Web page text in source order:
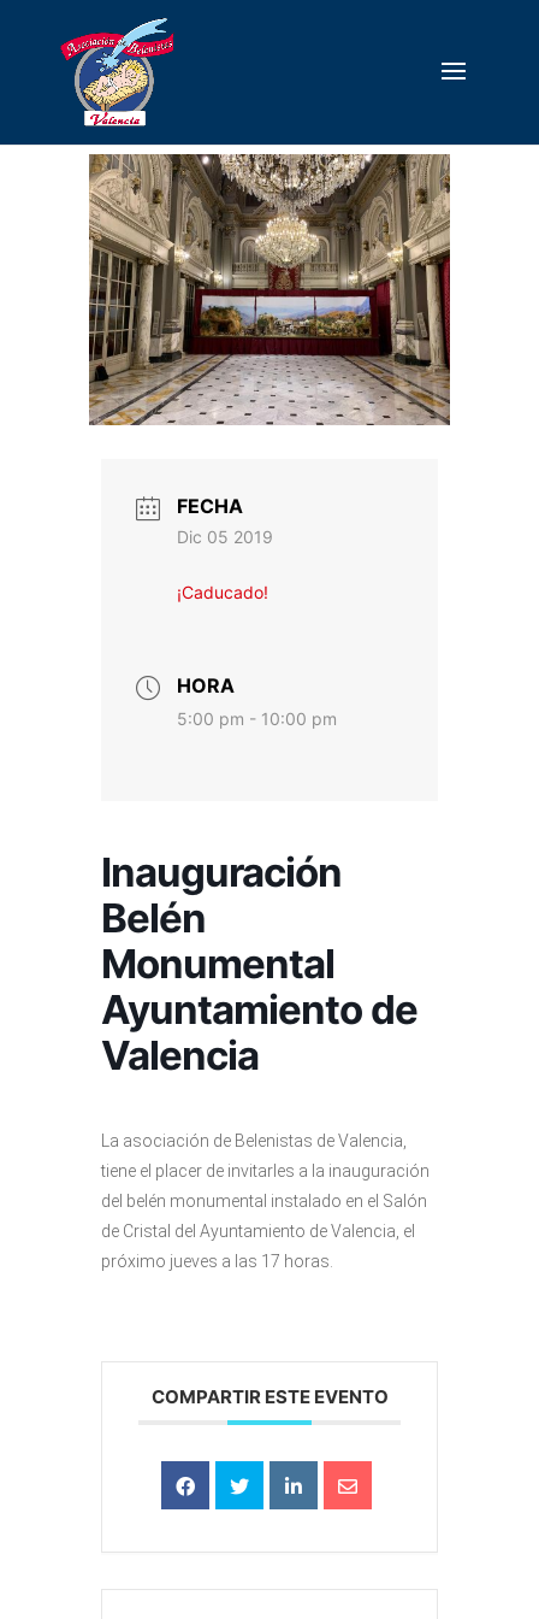
FECHA
Dic 05 2019
¡Caducado!
HORA
5:00 pm - 10:00 pm
Inauguración
Belén
Monumental
Ayuntamiento de
Valencia
La asociación de Belenistas de Valencia,
tiene el placer de invitarles a la inauguración
del belén monumental instalado en el Salón
de Cristal del Ayuntamiento de Valencia, el
próximo jueves a las 17 horas.
COMPARTIR ESTE EVENTO